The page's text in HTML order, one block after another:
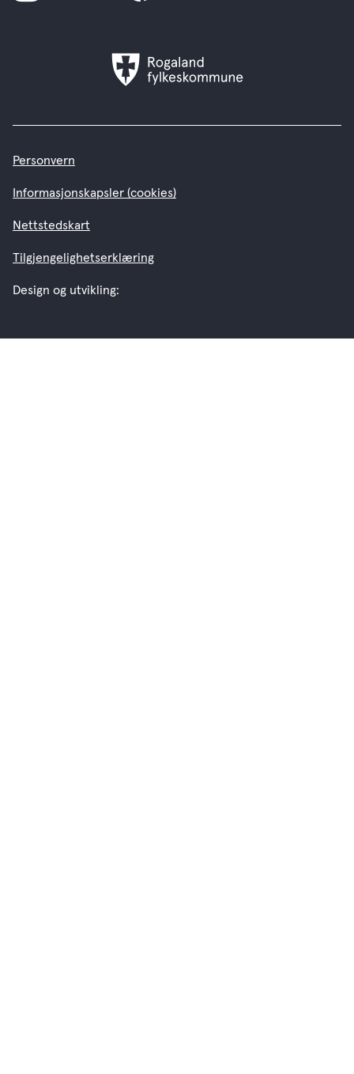
Rogaland
fylkeskommune
Personvern
Informasjonskapsler (cookies)
Nettstedskart
Tilgjengelighetserklæring
Design og utvikling: